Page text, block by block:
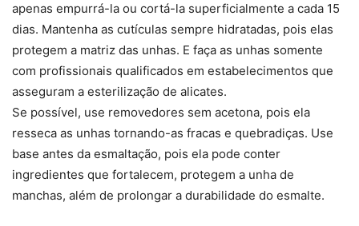
apenas empurrá-la ou cortá-la superficialmente a cada 15
dias. Mantenha as cutículas sempre hidratadas, pois elas
protegem a matriz das unhas. E faça as unhas somente
com profissionais qualificados em estabelecimentos que
asseguram a esterilização de alicates.
Se possível, use removedores sem acetona, pois ela
resseca as unhas tornando-as fracas e quebradiças. Use
base antes da esmaltação, pois ela pode conter
ingredientes que fortalecem, protegem a unha de
manchas, além de prolongar a durabilidade do esmalte.